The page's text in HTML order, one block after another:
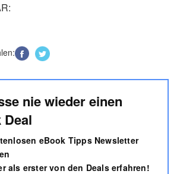
nie wieder einen
eBook Tipps Newsletter
als erster von den Deals erfahren!